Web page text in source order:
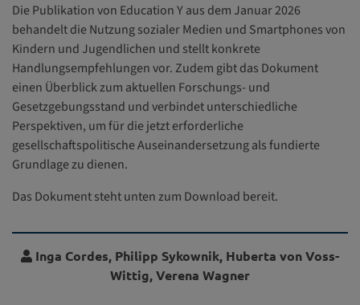
Die Publikation von Education Y aus dem Januar 2026
behandelt die Nutzung sozialer Medien und Smartphones von
Kindern und Jugendlichen und stellt konkrete
Handlungsempfehlungen vor. Zudem gibt das Dokument
einen Überblick zum aktuellen Forschungs- und
Gesetzgebungsstand und verbindet unterschiedliche
Perspektiven, um für die jetzt erforderliche
gesellschaftspolitische Auseinandersetzung als fundierte
Grundlage zu dienen.
Das Dokument steht unten zum Download bereit.
Inga Cordes, Philipp Sykownik, Huberta von Voss-
Wittig, Verena Wagner